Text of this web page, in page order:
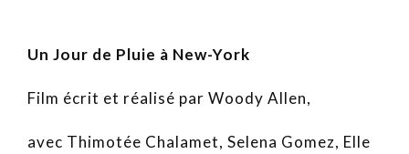
Un Jour de Pluie à New-York
Film écrit et réalisé par Woody Allen,
avec Thimotée Chalamet, Selena Gomez, Elle